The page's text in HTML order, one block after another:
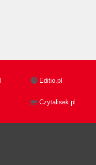
Editio.pl
Czytalisek.pl